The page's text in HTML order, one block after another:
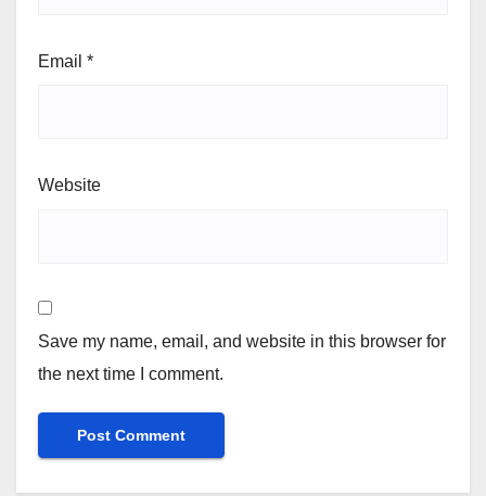
Email *
Website
Save my name, email, and website in this browser for
the next time I comment.